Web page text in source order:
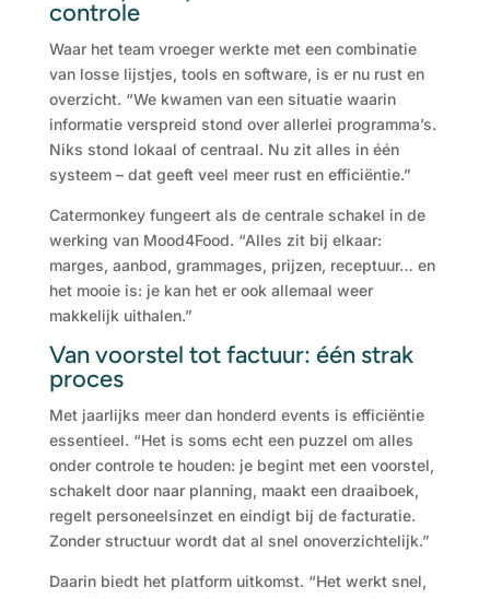
controle
Waar het team vroeger werkte met een combinatie
van losse lijstjes, tools en software, is er nu rust en
overzicht. “We kwamen van een situatie waarin
informatie verspreid stond over allerlei programma’s.
Niks stond lokaal of centraal. Nu zit alles in één
systeem – dat geeft veel meer rust en efficiëntie.”
Catermonkey fungeert als de centrale schakel in de
werking van Mood4Food. “Alles zit bij elkaar:
marges, aanbod, grammages, prijzen, receptuur… en
het mooie is: je kan het er ook allemaal weer
makkelijk uithalen.”
Van voorstel tot factuur: één strak
proces
Met jaarlijks meer dan honderd events is efficiëntie
essentieel. “Het is soms echt een puzzel om alles
onder controle te houden: je begint met een voorstel,
schakelt door naar planning, maakt een draaiboek,
regelt personeelsinzet en eindigt bij de facturatie.
Zonder structuur wordt dat al snel onoverzichtelijk.”
Daarin biedt het platform uitkomst. “Het werkt snel,